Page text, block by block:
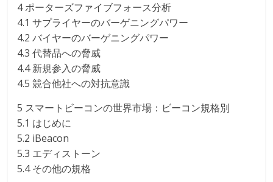
4 ポーターズファイブフォース分析
4.1 サプライヤーのバーゲニングパワー
4.2 バイヤーのバーゲニングパワー
4.3 代替品への脅威
4.4 新規参入の脅威
4.5 競合他社への対抗意識
5 スマートビーコンの世界市場：ビーコン規格別
5.1 はじめに
5.2 iBeacon
5.3 エディストーン
5.4 その他の規格